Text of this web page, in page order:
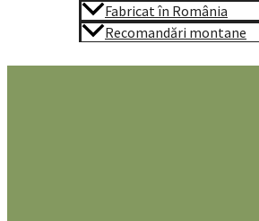
Fabricat în România
Recomandări montane